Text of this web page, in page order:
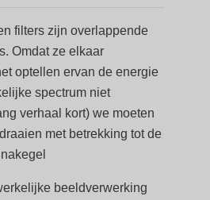
filters zijn overlappende
Omdat ze elkaar
optellen ervan de energie
spectrum niet
verhaal kort) we moeten
met betrekking tot de
beeldverwerking